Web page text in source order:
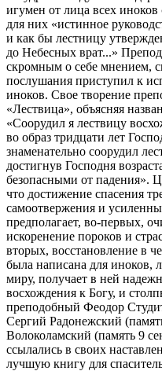
игумен от лица всех
для них «истинное
и как бы лестницу
до Небесных врат...»
скромным о себе мнением,
послушания приступил к
иноков. Свое творение
«Лествица», объясняя
«Соорудил я лествицу
во образ тридцати лет
знаменательно соорудил
достигнув Господня
безопасными от падения».
что достижение спасения
самоотвержения и
предполагает, во-первых,
искоренение пороков и
вторых, восстановление в
была написана для
миру, получает в ней
восхождения к Богу, и
преподобный Феодор
Сергий Радонежский
Волоколамский (память 9
ссылались в своих
лучшую книгу для